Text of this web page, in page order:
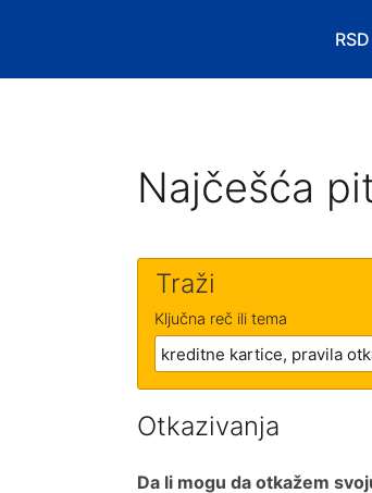
RSD
Najčešća
Traži
Ključna reč ili tema
Otkazivanja
Da li mogu da otkažem